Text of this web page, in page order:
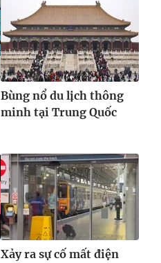
Bùng nổ du lịch thông
minh tại Trung Quốc
Xảy ra sự cố mất điện